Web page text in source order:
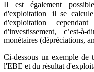
Il est également
d'exploitation, il se
d'exploitation
d'investissement, c’est-
monétaires (dépréciations,
Ci-dessous un exemple de
l'EBE et du résultat